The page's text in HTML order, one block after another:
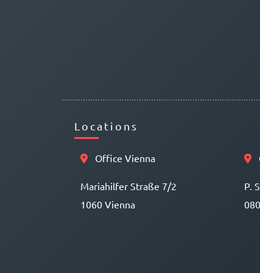
Locations
Office Vienna
Mariahilfer Straße 7/2
1060 Vienna
P.